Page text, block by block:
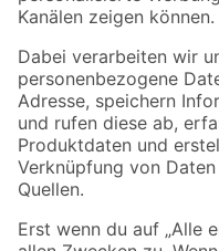
Folge uns
Zahlungsarten
Sicher einkaufen